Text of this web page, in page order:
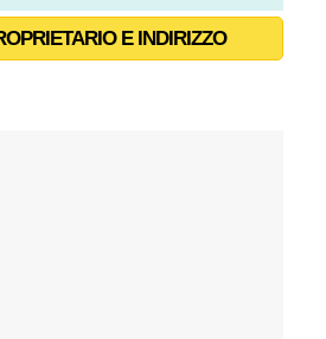
E INDIRIZZO